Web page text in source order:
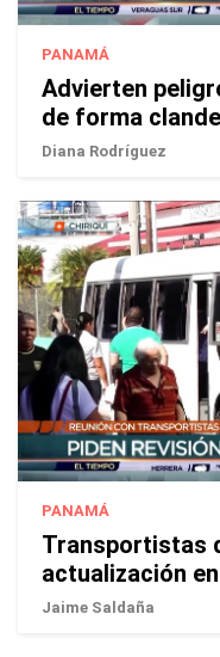
PANAMÁ
Advierten
de forma
Diana Rodríguez
PANAMÁ
Transportistas
actualización
Jaime Saldaña